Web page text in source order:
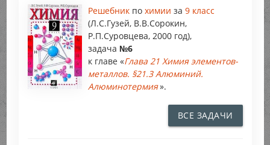
Решебник по химии за 9 класс
(Л.С.Гузей, В.В.Сорокин,
Р.П.Суровцева, 2000 год),
задача №6
к главе «Глава 21 Химия элементов-
металлов. §21.3 Алюминий.
Алюминотермия».
ВСЕ ЗАДАЧИ